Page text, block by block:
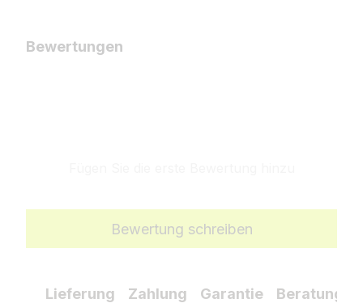
Bewertungen
Bewertung schreiben
Lieferung Zahlung Garantie Beratung